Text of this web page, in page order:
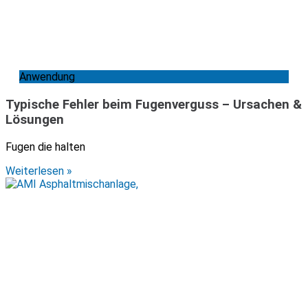
Anwendung
Typische Fehler beim Fugenverguss – Ursachen &
Lösungen
Fugen die halten
Weiterlesen »